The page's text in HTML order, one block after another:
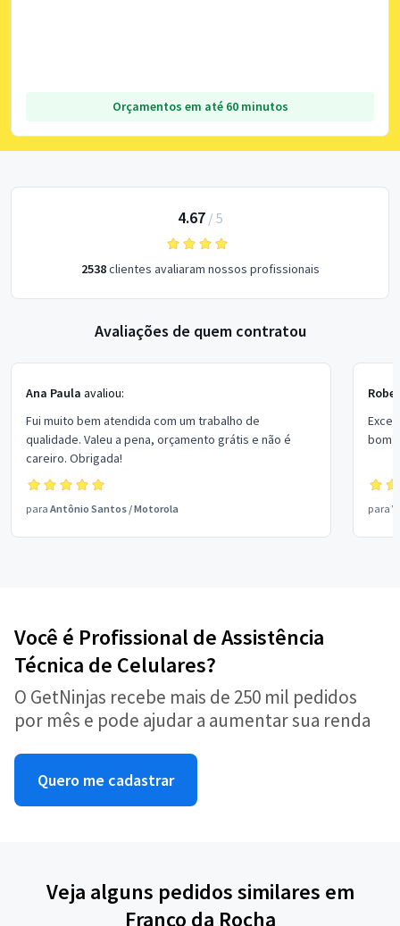
Orçamentos em até 60 minutos
4.67/ 5
2538clientes avaliaram nossos profissionais
Avaliações de quem contratou
Ana Paula avaliou:
Fui muito bem atendida com um trabalho de
qualidade. Valeu a pena, orçamento grátis e não é
careiro. Obrigada!
para Antônio Santos /Motorola
bom
para
Você é Profissional de Assistência
Técnica de Celulares?
O GetNinjas recebe mais de 250 mil pedidos
por mês e pode ajudar a aumentar sua renda
Quero me cadastrar
Veja alguns pedidos similares em
Franco da Rocha